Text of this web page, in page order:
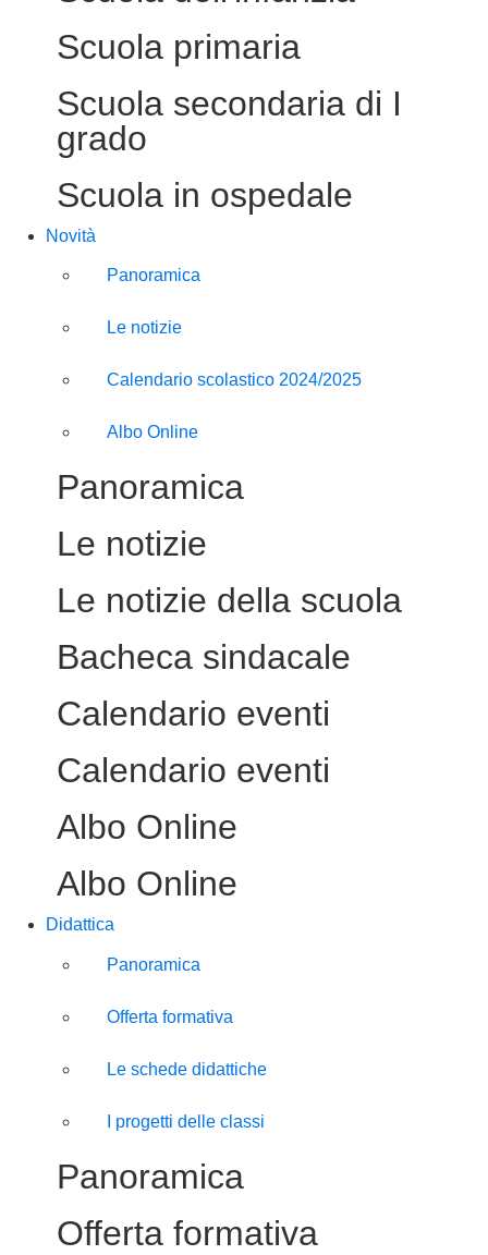
Scuola primaria
Scuola secondaria di I
grado
Scuola in ospedale
Novità
Panoramica
Le notizie
Calendario scolastico 2024/2025
Albo Online
Panoramica
Le notizie
Le notizie della scuola
Bacheca sindacale
Calendario eventi
Calendario eventi
Albo Online
Albo Online
Didattica
Panoramica
Offerta formativa
Le schede didattiche
I progetti delle classi
Panoramica
Offerta formativa